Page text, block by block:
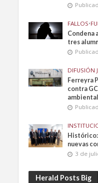
FALLOS•
Condena
tres
DIFUSIÓN
Ferreyra
contra
ambiental
nuevas
3 de
Herald Posts Big